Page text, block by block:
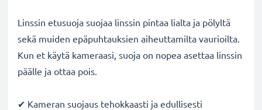
Linssin etusuoja suojaa linssin pintaa lialta ja pölyltä
sekä muiden epäpuhtauksien aiheuttamilta vaurioilta.
Kun et käytä kameraasi, suoja on nopea asettaa linssin
päälle ja ottaa pois.
✔ Kameran suojaus tehokkaasti ja edullisesti